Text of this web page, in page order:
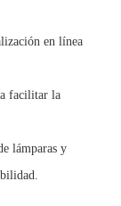
en línea
facilitar la
lámparas y